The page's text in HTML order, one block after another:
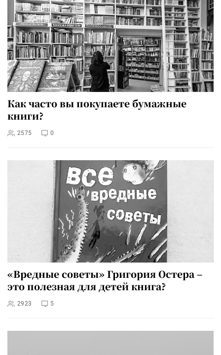
Как часто вы покупаете бумажные
книги?
2575 0
«Вредные советы» Григория Остера –
это полезная для детей книга?
2923 5